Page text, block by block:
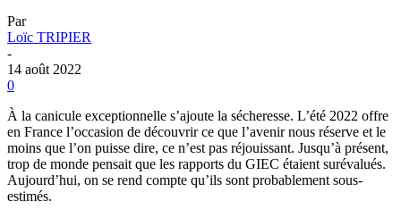
Par
Loïc TRIPIER
-
14 août 2022
0
À la canicule exceptionnelle s’ajoute la sécheresse. L’été 2022 offre
en France l’occasion de découvrir ce que l’avenir nous réserve et le
moins que l’on puisse dire, ce n’est pas réjouissant. Jusqu’à présent,
trop de monde pensait que les rapports du GIEC étaient surévalués.
Aujourd’hui, on se rend compte qu’ils sont probablement sous-
estimés.